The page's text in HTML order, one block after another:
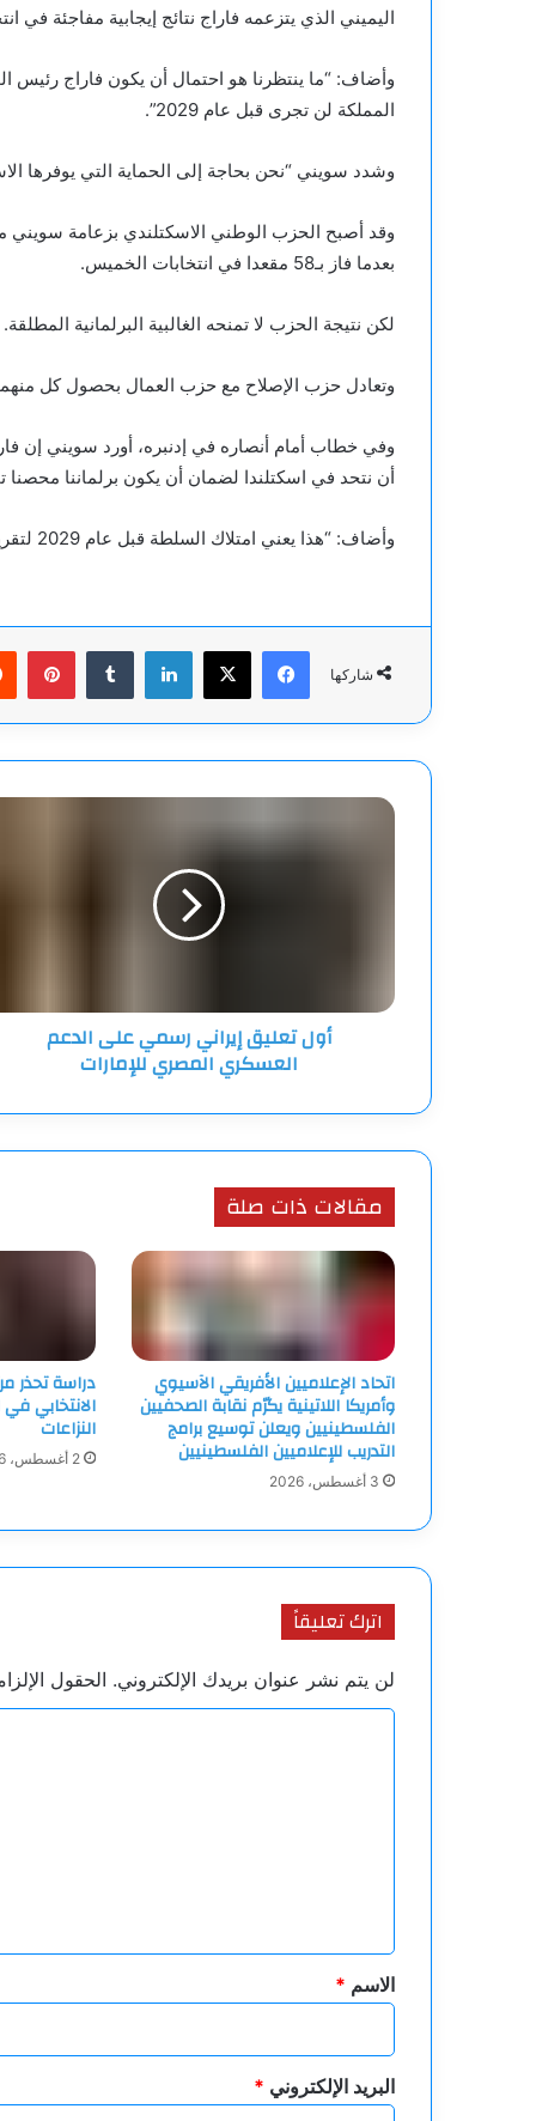
اليميني الذي يتزعمه فاراج نتائج إيجابية مفاجئة في
وأضاف: “ما ينتظرنا هو احتمال أن يكون فاراج رئيس
المملكة لن تجرى قبل عام 2029”.
وشدد سويني “نحن بحاجة إلى الحماية التي يوفرها
بعدما فاز بـ58 مقعدا في انتخابات الخميس.
لكن نتيجة الحزب لا تمنحه الغالبية البرلمانية المطلقة.
وتعادل حزب الإصلاح مع حزب العمال بحصول كل منهما على 17
وفي خطاب أمام أنصاره في إدنبره، أورد سويني إن
أن نتحد في اسكتلندا لضمان أن يكون برلماننا محصنا
وأضاف: “هذا يعني امتلاك السلطة قبل عام 2029 لتقرير مستقبلنا الدستوري بأنفسنا بدون أن يتمكن فاراج من منعنا”.
شاركها
فيسبوك
‫X لينكدإن
أول
للإمارات
أول تعليق إيراني رسمي على الدعم
العسكري المصري للإمارات
مقالات ذات صلة
اتحاد الإعلاميين الأفريقي الآسيوي
وأمريكا اللاتينية يكرّم نقابة الصحفيين
الفلسطينيين ويعلن توسيع برامج
التدريب للإعلاميين الفلسطينيين
3 أغسطس، 2026
دراسة تحذر
الانتخابي
النزاعات
2 أغسطس، 2026
اترك تعليقاً
لن يتم نشر عنوان بريدك الإلكتروني. الحقول
*
الاسم *
البريد الإلكتروني *